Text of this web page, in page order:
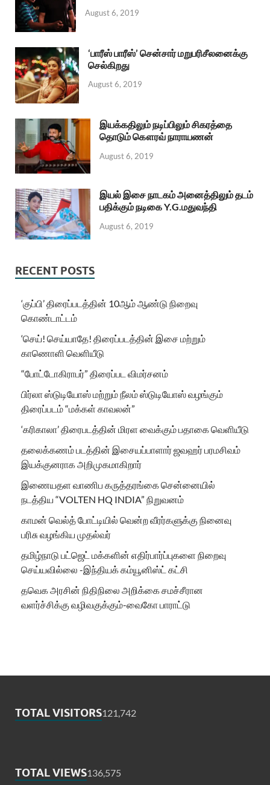
August 6, 2019
‘பாரீஸ் பாரீஸ்’ சென்சார் மறுபரிசீலனைக்கு
செல்கிறது
August 6, 2019
இயக்கதிலும் நடிப்பிலும் சிகரத்தை
தொடும் கௌரவ் நாராயணன்
August 6, 2019
இயல் இசை நாடகம் அனைத்திலும் தடம்
பதிக்கும் நடிகை Y.G.மதுவந்தி
August 6, 2019
RECENT POSTS
‘குப்பி’ திரைப்படத்தின் 10ஆம் ஆண்டு நிறைவு
கொண்டாட்டம்
‘செய்! செய்யாதே! திரைப்படத்தின் இசை மற்றும்
காணொளி வெளியீடு
“போட்டோகிராபர்” திரைப்பட விமர்சனம்
பிர்லா ஸ்டுடியோஸ் மற்றும் நீலம் ஸ்டுடியோஸ் வழங்கும்
திரைப்படம் “மக்கள் காவலன்”
‘கரிகாலா’ திரைபடத்தின் மிரள வைக்கும் பதாகை வெளியீடு
தலைக்கணம் படத்தின் இசையப்பாளார் ஜவஹர் பரமசிவம்
இயக்குனராக அறிமுகமாகிறார்
இணையதள வாணிப கருத்தரங்கை சென்னையில்
நடத்திய “VOLTEN HQ INDIA” நிறுவனம்
காமன் வெல்த் போட்டியில் வென்ற வீரர்களுக்கு நினைவு
பரிசு வழங்கிய முதல்வர்
தமிழ்நாடு பட்ஜெட் மக்களின் எதிர்பார்ப்புகளை நிறைவு
செய்யவில்லை -இந்தியக் கம்யூனிஸ்ட் கட்சி
தவெக அரசின் நிதிநிலை அறிக்கை சமச்சீரான
வளர்ச்சிக்கு வழிவகுக்கும்-வைகோ பாராட்டு
TOTAL VISITORS121,742
TOTAL VIEWS136,575